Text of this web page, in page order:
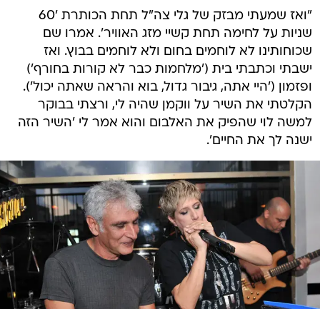
"ואז שמעתי מבזק של גלי צה"ל תחת הכותרת '60
שניות על לחימה תחת קשיי מזג האוויר'. אמרו שם
שכוחותינו לא לוחמים בחום ולא לוחמים בבוץ. ואז
ישבתי וכתבתי בית ('מלחמות כבר לא קורות בחורף')
ופזמון ('היי אתה, גיבור גדול, בוא והראה שאתה יכול').
הקלטתי את השיר על ווקמן שהיה לי, ורצתי בבוקר
למשה לוי שהפיק את האלבום והוא אמר לי 'השיר הזה
ישנה לך את החיים'.